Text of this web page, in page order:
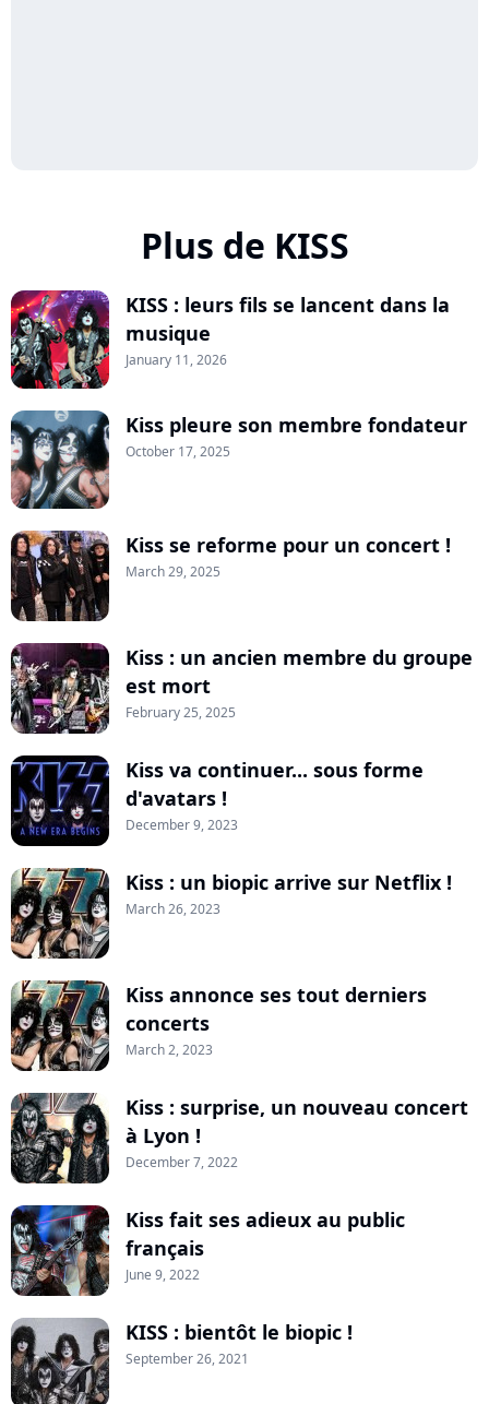
Plus de KISS
KISS : leurs fils se lancent dans la
musique
January 11, 2026
Kiss pleure son membre fondateur
October 17, 2025
Kiss se reforme pour un concert !
March 29, 2025
Kiss : un ancien membre du groupe
est mort
February 25, 2025
Kiss va continuer... sous forme
d'avatars !
December 9, 2023
Kiss : un biopic arrive sur Netflix !
March 26, 2023
Kiss annonce ses tout derniers
concerts
March 2, 2023
Kiss : surprise, un nouveau concert
à Lyon !
December 7, 2022
Kiss fait ses adieux au public
français
June 9, 2022
KISS : bientôt le biopic !
September 26, 2021